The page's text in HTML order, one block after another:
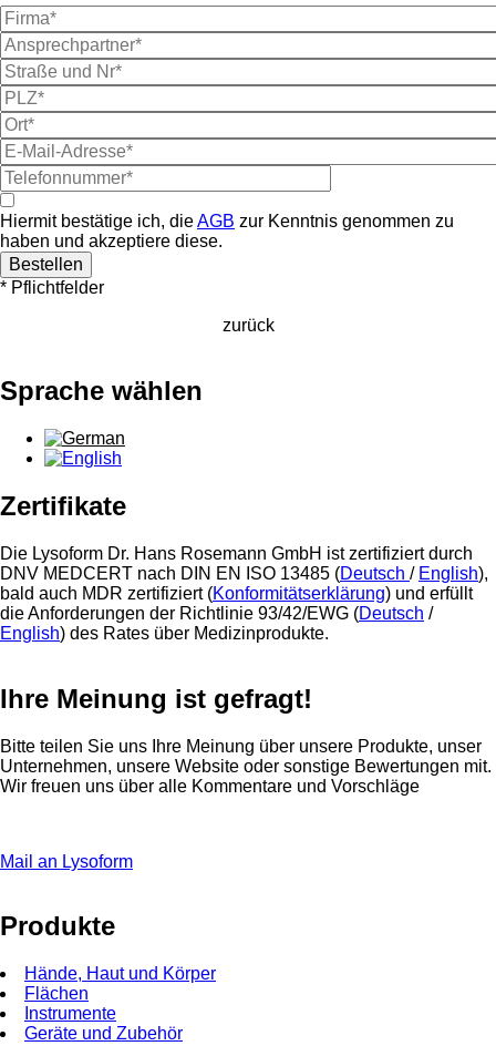
Firma
Ansprechpartner
Straße
und
Nr
PLZ
Ort
E-
Mail-
Adresse
Telefonnummer
Zustimmung
AGB
Hiermit bestätige ich, dieAGB zur Kenntnis genommen zu
haben und akzeptiere diese.
* Pflichtfelder
zurück
Sprache wählen
Zertifikate
Die Lysoform Dr. Hans Rosemann GmbH ist zertifiziert durch
DNV MEDCERT nach DIN EN ISO 13485 (Deutsch / English),
bald auch MDR zertifiziert (Konformitätserklärung) und erfüllt
die Anforderungen der Richtlinie 93/42/EWG (Deutsch /
English) des Rates über Medizinprodukte.
Ihre Meinung ist gefragt!
Bitte teilen Sie uns Ihre Meinung über unsere Produkte, unser
Unternehmen, unsere Website oder sonstige Bewertungen mit.
Wir freuen uns über alle Kommentare und Vorschläge
Mail an Lysoform
Produkte
Hände, Haut und Körper
Flächen
Instrumente
Geräte und Zubehör